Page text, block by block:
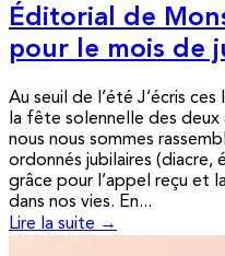
Éditorial de
pour le mois de
Au seuil de l’été J’écris
la fête solennelle des
nous nous sommes
ordonnés jubilaires
grâce pour l’appel reçu et
dans nos vies. En...
Lire la suite →